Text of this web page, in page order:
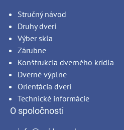
Stručný návod
Druhy dverí
Výber skla
Zárubne
Konštrukcia dverného krídla
Dverné výplne
Orientácia dverí
Technické informácie
O spoločnosti